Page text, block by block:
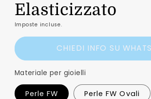
Elasticizzato
Imposte incluse.
CHIEDI INFO SU
Materiale per gioielli
Perle FW Perle FW Ovali